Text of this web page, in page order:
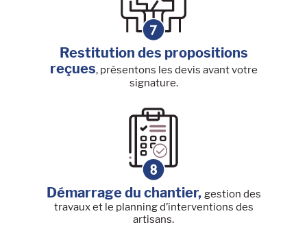
Restitution des propositions
reçues, présentons les devis avant votre
signature.
Démarrage du chantier, gestion des
travaux et le planning d’interventions des
artisans.